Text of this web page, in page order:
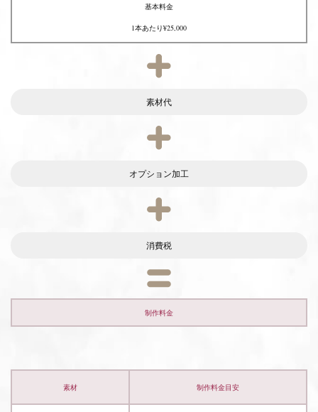
基本料金
1本あたり¥25,000
素材代
オプション加工
消費税
制作料金
素材 制作料金目安